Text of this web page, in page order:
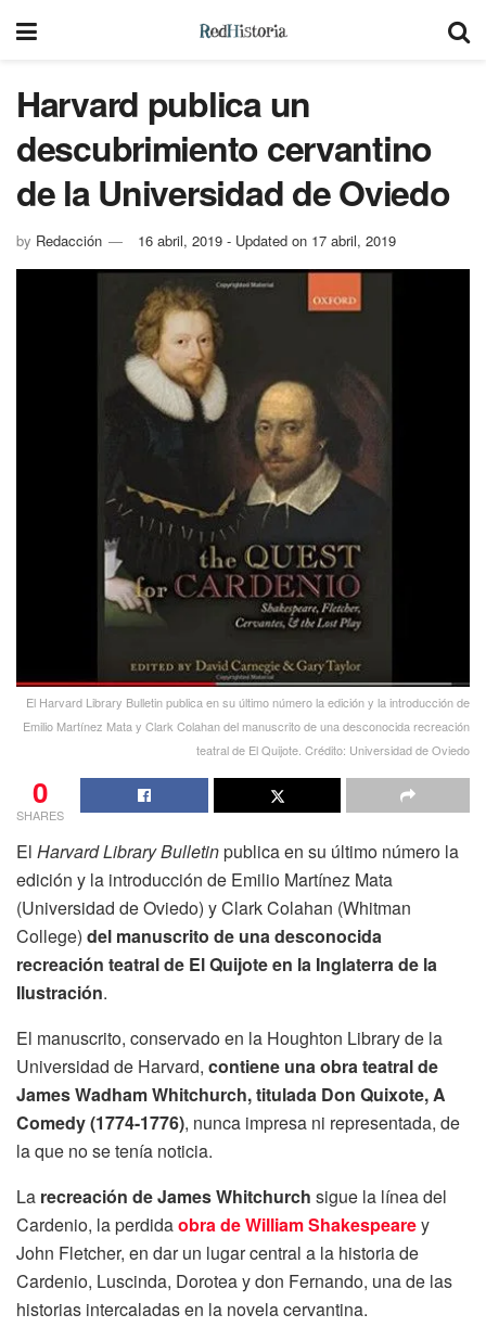
Harvard publica un
descubrimiento cervantino
de la Universidad de Oviedo
by Redacción 16 abril, 2019 - Updated on 17 abril, 2019
El Harvard Library Bulletin publica en su último número la edición y la introducción de
Emilio Martínez Mata y Clark Colahan del manuscrito de una desconocida recreación
teatral de El Quijote. Crédito: Universidad de Oviedo
0
SHARES
El Harvard Library Bulletinpublica en su último número la
edición y la introducción de Emilio Martínez Mata
(Universidad de Oviedo) y Clark Colahan (Whitman
College) del manuscrito de una desconocida
recreación teatral de El Quijote en la Inglaterra de la
Ilustración.
El manuscrito, conservado en la Houghton Library de la
Universidad de Harvard, contiene una obra teatral de
James Wadham Whitchurch, titulada Don Quixote, A
Comedy (1774-1776), nunca impresa ni representada, de
la que no se tenía noticia.
La recreación de James Whitchurch sigue la línea del
Cardenio, la perdidaobra de William Shakespearey
John Fletcher, en dar un lugar central a la historia de
Cardenio, Luscinda, Dorotea y don Fernando, una de las
historias intercaladas en la novela cervantina.